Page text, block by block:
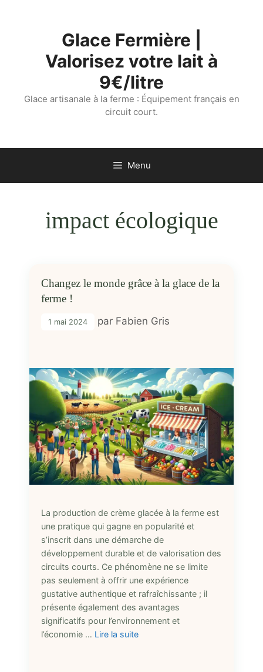
Glace Fermière |
Valorisez votre lait à
9€/litre
Glace artisanale à la ferme : Équipement français en
circuit court.
Menu
impact écologique
Changez le monde grâce à la glace de la
ferme !
1 mai 2024 par Fabien Gris
La production de crème glacée à la ferme est
une pratique qui gagne en popularité et
s’inscrit dans une démarche de
développement durable et de valorisation des
circuits courts. Ce phénomène ne se limite
pas seulement à offrir une expérience
gustative authentique et rafraîchissante ; il
présente également des avantages
significatifs pour l’environnement et
l’économie … Lire la suite